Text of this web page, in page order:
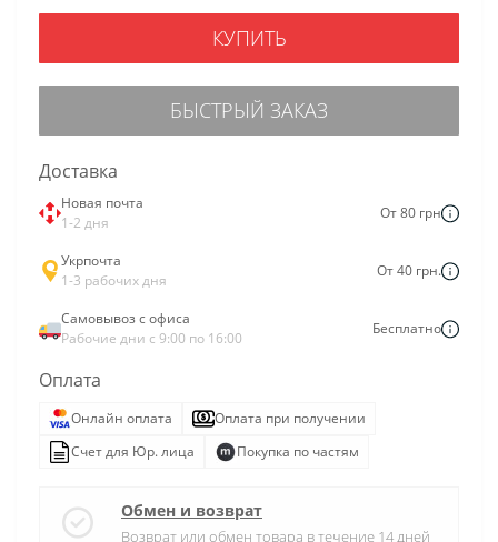
КУПИТЬ
БЫСТРЫЙ ЗАКАЗ
Доставка
Новая почта
1-2 дня
От 80 грн
Укрпочта
1-3 рабочих дня
От 40 грн.
Самовывоз с офиса
Рабочие дни с 9:00 по 16:00
Бесплатно
Оплата
Онлайн оплата
Оплата при получении
Счет для Юр. лица
Покупка по частям
Обмен и возврат
Возврат или обмен товара в течение 14 дней